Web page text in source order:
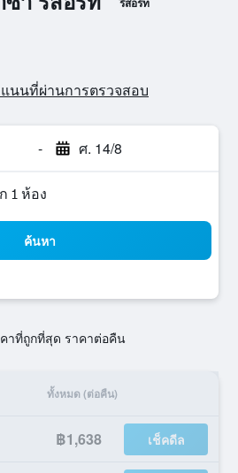
นนที่ผ่านการตรวจสอบ
- ศ. 14/8
1 ห้อง
ค้นหา
าที่ถูกที่สุด ราคาต่อคืน
ทั้งหมด (ต่อคืน)
฿1,638 เช็คดีล